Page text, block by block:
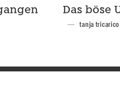
Das böse
tanja tricarico